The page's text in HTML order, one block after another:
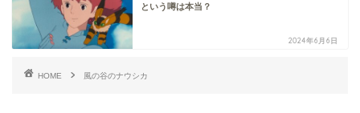
という噂は本当？
2024年6月6日
HOME 風の谷のナウシカ